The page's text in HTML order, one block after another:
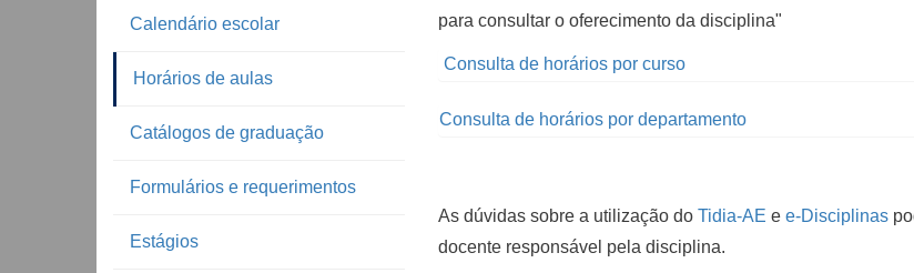
Calendário escolar
Horários de aulas
Catálogos de graduação
Formulários e requerimentos
Estágios
para consultar o oferecimento da disciplina"
Consulta de horários por curso
Consulta de horários por departamento
As dúvidas sobre a utilização do Tidia-AE e e-Disciplinas
docente responsável pela disciplina.